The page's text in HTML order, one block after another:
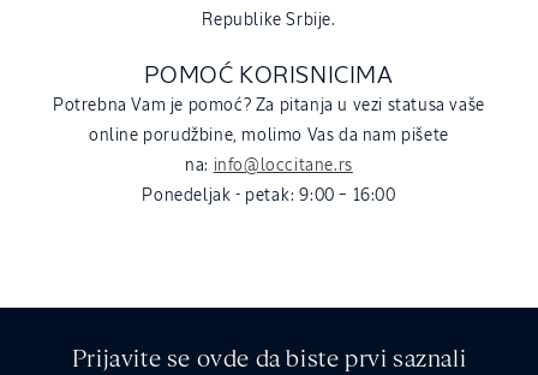
Republike Srbije.
POMOĆ KORISNICIMA
Potrebna Vam je pomoć? Za pitanja u vezi statusa vaše
online porudžbine, molimo Vas da nam pišete
na: info@loccitane.rs
Ponedeljak - petak: 9:00 – 16:00
Prijavite se ovde da biste prvi saznali